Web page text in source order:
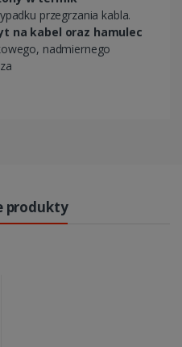
przegrzania kabla.
na kabel oraz hamulec
nadmiernego
produkty